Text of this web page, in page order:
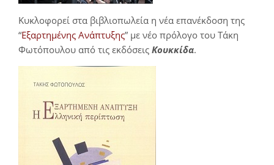
Κυκλοφορεί στα βιβλιοπωλεία η νέα επανέκδοση της
“Εξαρτημένης Ανάπτυξης” με νέο πρόλογο του Τάκη
Φωτόπουλου από τις εκδόσεις Κουκκίδα.